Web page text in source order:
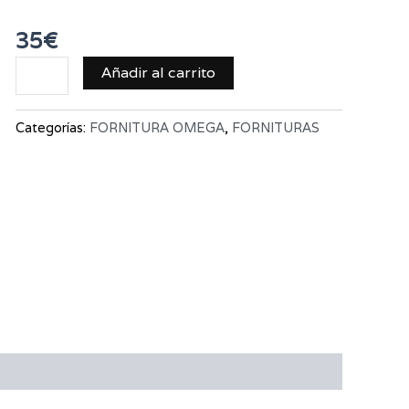
35€
Añadir al carrito
Categorías: FORNITURA OMEGA, FORNITURAS